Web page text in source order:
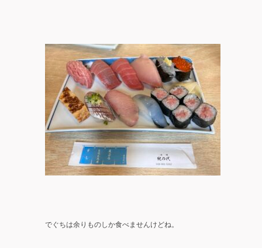
でぐちは余りものしか食べませんけどね。